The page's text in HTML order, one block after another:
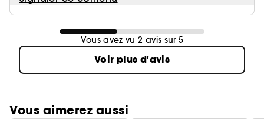
Vous avez vu 2 avis sur 5
Voir plus d'avis
Vous aimerez aussi